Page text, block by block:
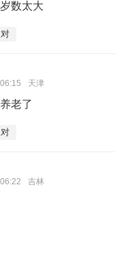
数太大
天津
老了
吉林